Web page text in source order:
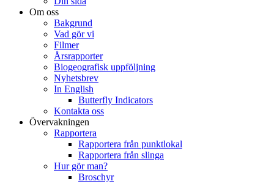
Om oss
Bakgrund
Vad gör vi
Filmer
Årsrapporter
Biogeografisk uppföljning
Nyhetsbrev
In English
Butterfly Indicators
Kontakta oss
Övervakningen
Rapportera
Rapportera från punktlokal
Rapportera från slinga
Hur gör man?
Broschyr